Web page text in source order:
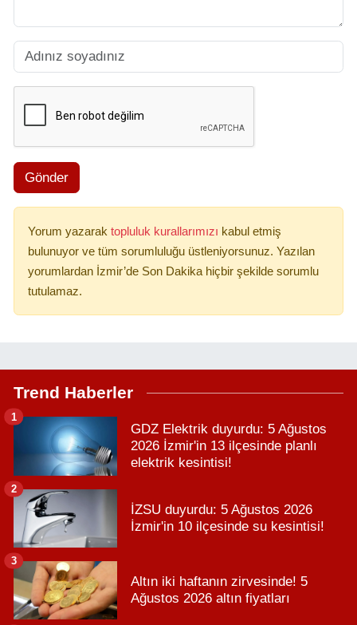
Gönder
Yorum yazarak topluluk kurallarımızı kabul etmiş
bulunuyor ve tüm sorumluluğu üstleniyorsunuz. Yazılan
yorumlardan İzmir’de Son Dakika hiçbir şekilde sorumlu
tutulamaz.
Trend Haberler
GDZ Elektrik duyurdu: 5 Ağustos
2026 İzmir'in 13 ilçesinde planlı
elektrik kesintisi!
1
İZSU duyurdu: 5 Ağustos 2026
İzmir'in 10 ilçesinde su kesintisi!
2
Altın iki haftanın zirvesinde! 5
Ağustos 2026 altın fiyatları
3